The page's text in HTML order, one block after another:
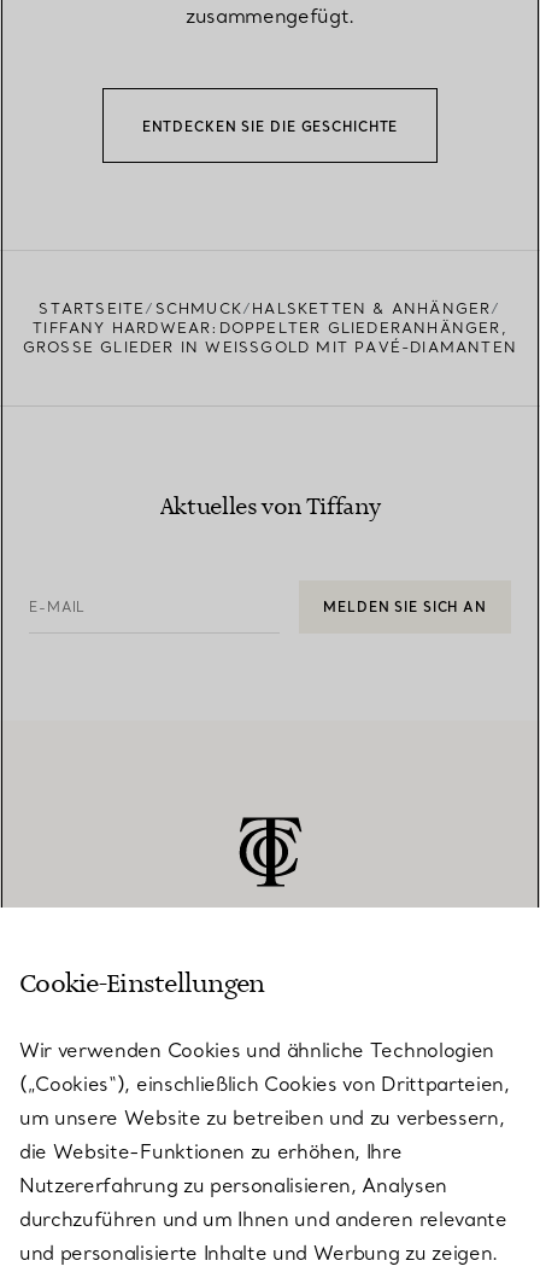
zusammengefügt.
ENTDECKEN SIE DIE GESCHICHTE
STARTSEITE SCHMUCK
HALSKETTEN & ANHÄNGER
TIFFANY HARDWEAR:DOPPELTER GLIEDERANHÄNGER,
GROSSE GLIEDER IN WEISSGOLD MIT PAVÉ-DIAMANTEN
Aktuelles von Tiffany
E-MAIL MELDEN SIE SICH AN
KUNDENSERVICE
SERVICES
ÜBER TIFFANY & CO.
Cookie-Einstellungen
Wir verwenden Cookies und ähnliche Technologien
(„Cookies“), einschließlich Cookies von Drittparteien,
um unsere Website zu betreiben und zu verbessern,
die Website-Funktionen zu erhöhen, Ihre
Nutzererfahrung zu personalisieren, Analysen
durchzuführen und um Ihnen und anderen relevante
und personalisierte Inhalte und Werbung zu zeigen.